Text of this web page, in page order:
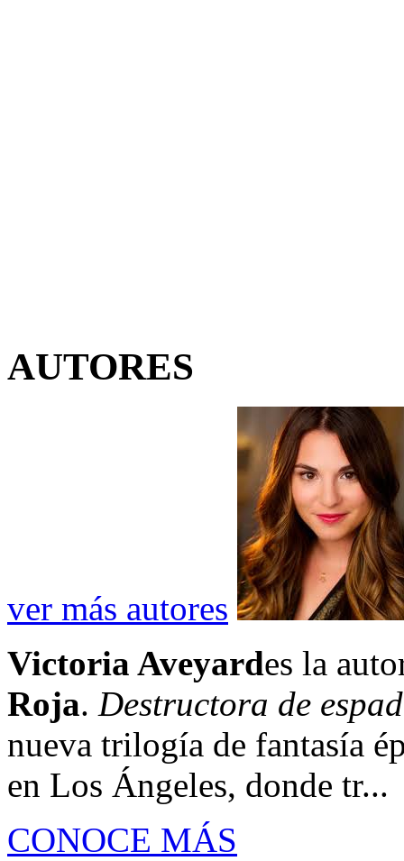
AUTORES
ver más autores
Victoria Aveyardes la
Roja. Destructora de
nueva trilogía de fantasía
en Los Ángeles, donde tr...
CONOCE MÁS